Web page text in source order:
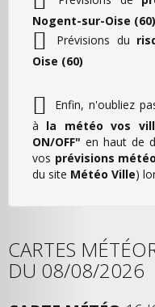
Nogent-sur-Oise (60)
Prévisions du
Oise (60)
Enfin, n'oubliez
à la météo vos
ON/OFF" en haut de
vos prévisions météo
du site Météo Ville)
CARTES
DU 08/08/2026